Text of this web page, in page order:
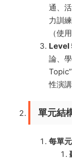
通、
力訓
（使
Level
論、
性演
單元結
每單